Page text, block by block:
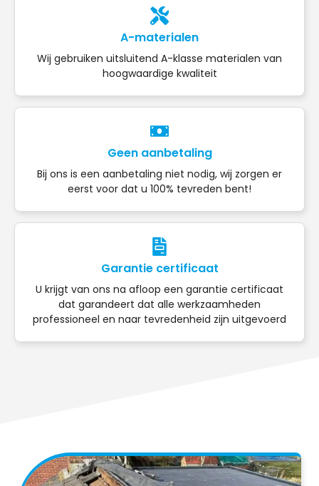
A-materialen
Wij gebruiken uitsluitend A-klasse materialen van
hoogwaardige kwaliteit
Geen aanbetaling
Bij ons is een aanbetaling niet nodig, wij zorgen er
eerst voor dat u 100% tevreden bent!
Garantie certificaat
U krijgt van ons na afloop een garantie certificaat
dat garandeert dat alle werkzaamheden
professioneel en naar tevredenheid zijn uitgevoerd